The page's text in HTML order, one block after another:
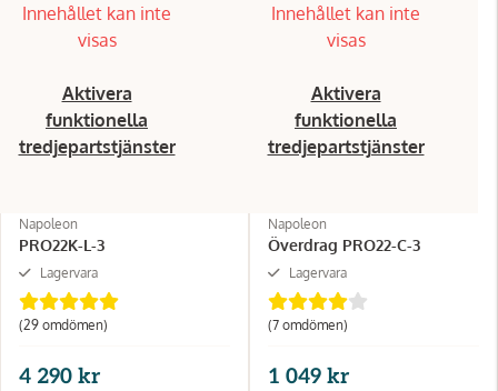
Innehållet kan inte
visas
Aktivera
funktionella
tredjepartstjänster
Napoleon
PRO22K-L-3
Lagervara
(29 omdömen)
4 290 kr
Innehållet kan inte
visas
Aktivera
funktionella
tredjepartstjänster
Napoleon
Överdrag PRO22-C-3
Lagervara
(7 omdömen)
1 049 kr